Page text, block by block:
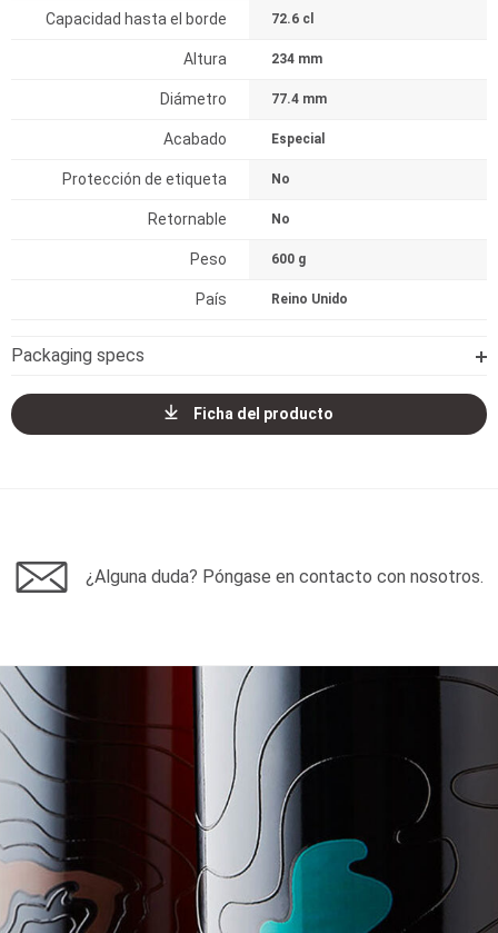
Capacidad hasta el borde 72.6 cl
Altura 234 mm
Diámetro 77.4 mm
Acabado Especial
Protección de etiqueta No
Retornable No
Peso 600 g
País Reino Unido
Packaging specs
Ficha del producto
¿Alguna duda? Póngase en contacto con nosotros.